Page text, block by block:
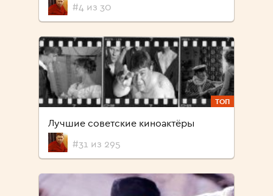
#4 из 30
ТОП
Лучшие советские киноактёры
#31 из 295